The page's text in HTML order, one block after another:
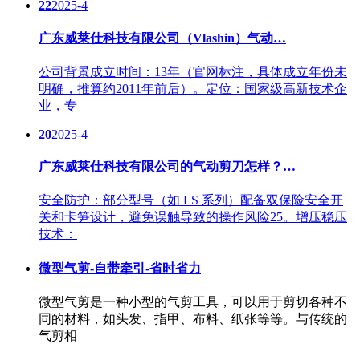
222025-4
广东威莱仕科技有限公司（Vlashin）气动…
公司背景成立时间：13年（官网标注，具体成立年份未
明确，推算约2011年前后）。定位：国家级高新技术企
业，专
202025-4
广东威莱仕科技有限公司的气动剪刀怎样？…
安全防护：部分型号（如 LS 系列）配备双保险安全开
关和卡笋设计，避免误触导致的操作风险25。增压稳压
技术：
微型气剪-自带牵引-省时省力
微型气剪是一种小型的气剪工具，可以用于剪切各种不
同的材料，如头发、指甲、布料、纸张等等。与传统的
气剪相